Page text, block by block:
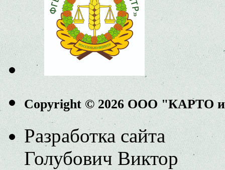
Copyright © 2026 ООО "КАРТО
Разработка сайта
Голубович Виктор